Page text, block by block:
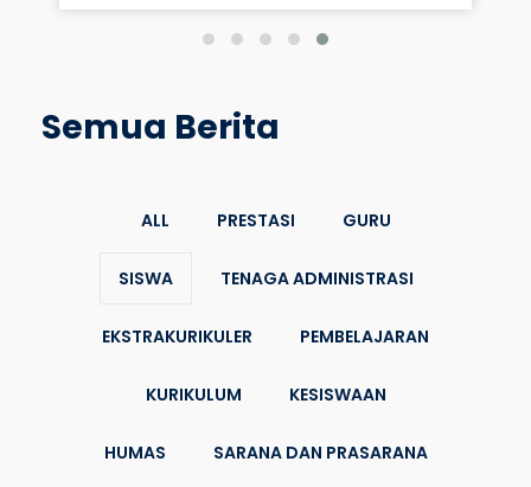
Semua Berita
ALL PRESTASI GURU
SISWA TENAGA ADMINISTRASI
EKSTRAKURIKULER PEMBELAJARAN
KURIKULUM KESISWAAN
HUMAS SARANA DAN PRASARANA